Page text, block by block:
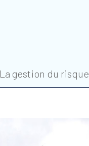
La gestion du risque